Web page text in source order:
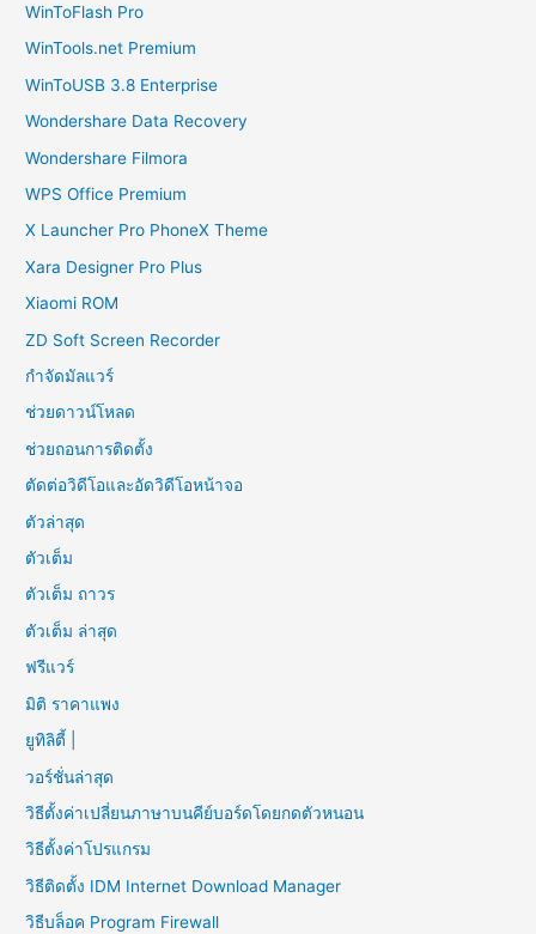
WinToFlash Pro
WinTools.net Premium
WinToUSB 3.8 Enterprise
Wondershare Data Recovery
Wondershare Filmora
WPS Office Premium
X Launcher Pro PhoneX Theme
Xara Designer Pro Plus
Xiaomi ROM
ZD Soft Screen Recorder
กำจัดมัลแวร์
ช่วยดาวน์โหลด
ช่วยถอนการติดตั้ง
ตัดต่อวิดีโอและอัดวิดีโอหน้าจอ
ตัวล่าสุด
ตัวเต็ม
ตัวเต็ม ถาวร
ตัวเต็ม ล่าสุด
ฟรีแวร์
มิติ ราคาแพง
ยูทิลิตี้ |
วอร์ชั่นล่าสุด
วิธีตั้งค่าเปลี่ยนภาษาบนคีย์บอร์ดโดยกดตัวหนอน
วิธีตั้งค่าโปรแกรม
วิธีติดตั้ง IDM Internet Download Manager
วิธีบล็อค Program Firewall